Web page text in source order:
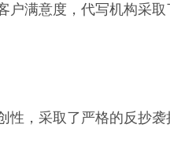
户满意度，代写机构采
，采取了严格的反抄